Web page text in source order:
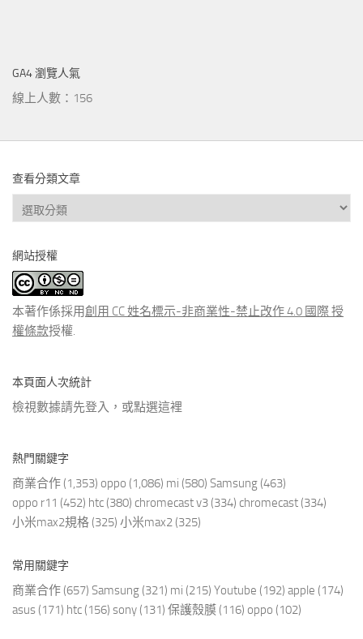
GA4 瀏覽人氣
線上人數：156
查看分類文章
查
看
類
文
章
網站授權
本著作係採用創用 CC 姓名標示-非商業性-禁止改作 4.0 國際 授
權條款授權.
本頁面人次統計
檢視數據請先登入，或點選這裡
熱門關鍵字
商業合作 (1,353) oppo (1,086) mi (580) Samsung (463)
oppo r11 (452) htc (380) chromecast v3 (334) chromecast (334)
小米max2規格 (325) 小米max2 (325)
常用關鍵字
商業合作 (657) Samsung (321) mi (215) Youtube (192) apple (174)
asus (171) htc (156) sony (131) 保護殼膜 (116) oppo (102)